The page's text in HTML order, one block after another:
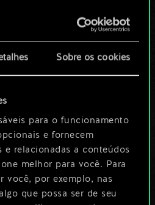
Sobre os cookies
para o funcionamento
e fornecem
e relacionadas a conteúdos
melhor para você. Para
você, por exemplo, nas
que possa ser de seu
isto é
conjunto
dá para
mais!